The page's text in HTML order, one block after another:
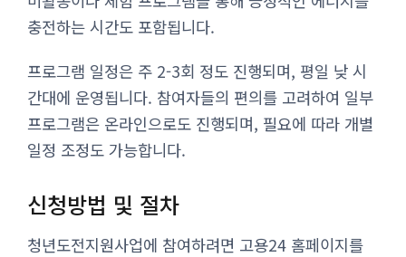
충전하는 시간도 포함됩니다.
프로그램 일정은 주 2-3회 정도 진행되며, 평일 낮 시
간대에 운영됩니다. 참여자들의 편의를 고려하여 일부
프로그램은 온라인으로도 진행되며, 필요에 따라 개별
일정 조정도 가능합니다.
신청방법 및 절차
청년도전지원사업에 참여하려면 고용24 홈페이지를